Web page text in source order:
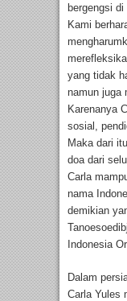
bergengsi
Kami
yang tidak
namun juga
Karenanya
sosial,
Maka dari
doa dari
Carla
nama
demikian
Indonesia
Dalam
Carla Yules